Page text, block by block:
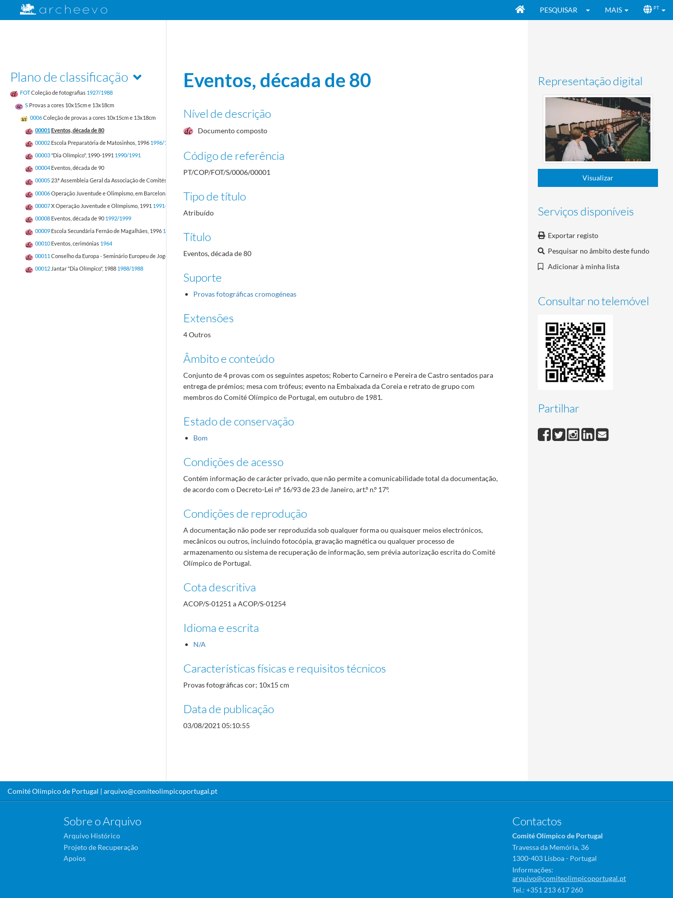
PESQUISAR MAIS PT
Plano de classificação
FOTColeção de fotografias 1927/1988
S Provas a cores 10x15cm e 13x18cm
0006Coleção de provas a cores 10x15cm e 13x18cm
00001 Eventos, década de 80
00002 Escola Preparatória de Matosinhos, 1996 1996/1996
00003"Dia Olímpico", 1990-1991 1990/1991
00004 Eventos, década de 90
00005 23.ª Assembleia Geral da Associação de Comités Nacionais Olímpicos da Europa, 1994
00006Operação Juventude e Olimpismo, em Barcelona, 1989
1989-12-27/1989-12-30
00007X Operação Juventude e Olímpismo, 1991 1991-12-26/1991-12-29
00008 Eventos, década de 90 1992/1999
00009 Escola Secundária Fernão de Magalhães, 1996 1996/1996
00010 Eventos, cerimónias 1964
00011 Conselho da Europa - Seminário Europeu de Jogos Tradicionais
00012 Jantar "Dia Olímpico", 1988 1988/1988
Representação digital
Visualizar
Serviços disponíveis
Exportar registo
Pesquisar no âmbito deste fundo
Adicionar à minha lista
Consultar no telemóvel
Partilhar
Eventos, década de 80
Nível de descrição
Documento composto
Código de referência
PT/COP/FOT/S/0006/00001
Tipo de título
Atribuído
Título
Eventos, década de 80
Suporte
Provas fotográficas cromogéneas
Extensões
4 Outros
Âmbito e conteúdo
Conjunto de 4 provas com os seguintes aspetos; Roberto Carneiro e Pereira de Castro sentados para
entrega de prémios; mesa com trófeus; evento na Embaixada da Coreia e retrato de grupo com
membros do Comité Olímpico de Portugal, em outubro de 1981.
Estado de conservação
Bom
Condições de acesso
Contém informação de carácter privado, que não permite a comunicabilidade total da documentação,
de acordo com o Decreto-Lei nº 16/93 de 23 de Janeiro, art.º n.º 17º.
Condições de reprodução
A documentação não pode ser reproduzida sob qualquer forma ou quaisquer meios electrónicos,
mecânicos ou outros, incluindo fotocópia, gravação magnética ou qualquer processo de
armazenamento ou sistema de recuperação de informação, sem prévia autorização escrita do Comité
Olímpico de Portugal.
Cota descritiva
ACOP/S-01251 a ACOP/S-01254
Idioma e escrita
N/A
Características físicas e requisitos técnicos
Provas fotográficas cor; 10x15 cm
Data de publicação
03/08/2021 05:10:55
Comité Olímpico de Portugal | arquivo@comiteolimpicoportugal.pt
Sobre o Arquivo
Arquivo Histórico
Projeto de Recuperação
Apoios
Contactos
Comité Olímpico de Portugal
Travessa da Memória, 36
1300-403 Lisboa - Portugal
Informações:
arquivo@comiteolimpicoportugal.pt
Tel.: +351 213 617 260